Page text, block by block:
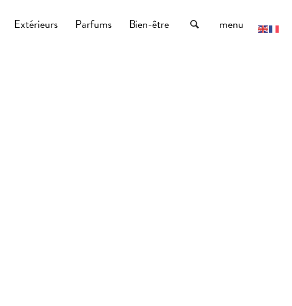
Extérieurs Parfums Bien-être menu